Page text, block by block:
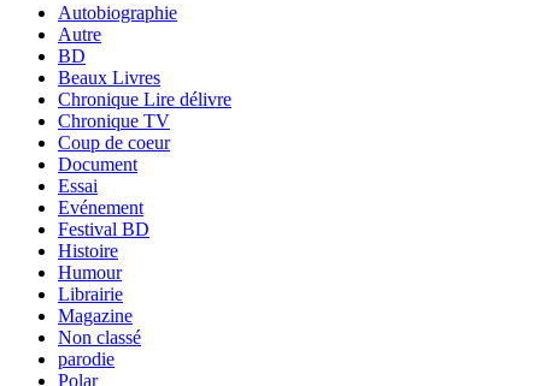
Autobiographie
Autre
BD
Beaux Livres
Chronique Lire délivre
Chronique TV
Coup de coeur
Document
Essai
Evénement
Festival BD
Histoire
Humour
Librairie
Magazine
Non classé
parodie
Polar